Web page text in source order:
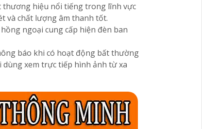
thương hiệu nổi tiếng trong lĩnh vực
và chất lượng âm thanh tốt.
ngoại cung cấp hiện đèn ban
báo khi có hoạt động bất thường
dùng xem trực tiếp hình ảnh từ xa